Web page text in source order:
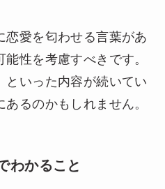
恋愛を匂わせる言葉があ
性を考慮すべきです。
といった内容が続いてい
るのかもしれません。
わかること